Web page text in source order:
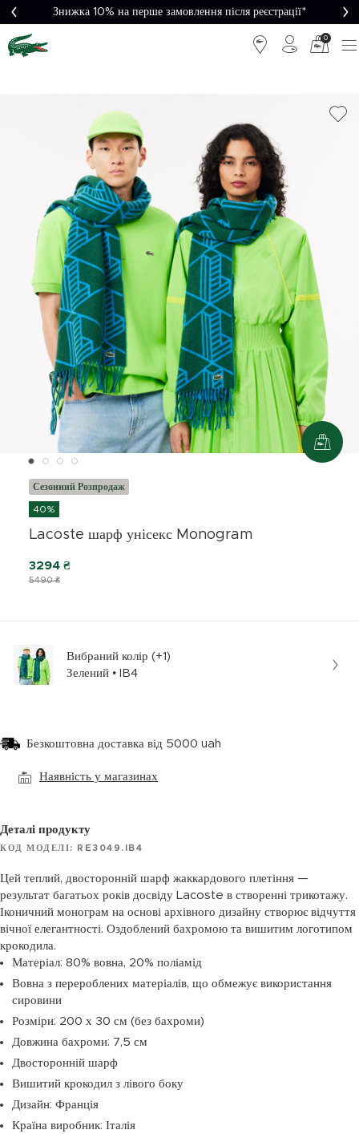
Знижка 10% на перше замовлення після реєстрації*
0
Сезонний Розпродаж
40%
Lacoste шарф унісекс Monogram
5490 ₴
3294 ₴
Вибраний колір (+1)
Зелений • IB4
Безкоштовна доставка від 5000 uah
Наявність у магазинах
Деталі продукту
КОД МОДЕЛІ: RE3049.IB4
Цей теплий, двосторонній шарф жаккардового плетіння —
результат багатьох років досвіду Lacoste в створенні трикотажу.
Іконичний монограм на основі архівного дизайну створює відчуття
вічної елегантності. Оздоблений бахромою та вишитим логотипом
крокодила.
Матеріал: 80% вовна, 20% поліамід
Вовна з перероблених матеріалів, що обмежує використання
сировини
Розміри: 200 х 30 см (без бахроми)
Довжина бахроми: 7,5 см
Двосторонній шарф
Вишитий крокодил з лівого боку
Дизайн: Франція
Країна виробник: Італія
Легке
повернення
Безпечна
оплата
Безкоштовна
доставка від
5000₴*